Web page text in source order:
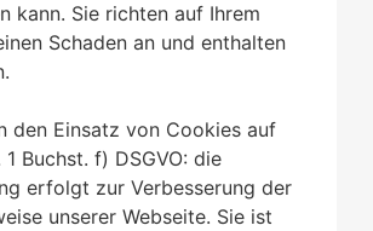
kann. Sie richten auf Ihrem
Schaden an und enthalten
den Einsatz von Cookies auf
Buchst. f) DSGVO: die
erfolgt zur Verbesserung der
unserer Webseite. Sie ist